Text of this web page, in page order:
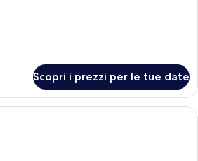
Scopri i prezzi per le tue date
Una camera d'albergo moderna con